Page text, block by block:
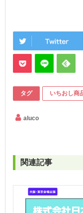
タグ いちおし商
aluco
関連記事